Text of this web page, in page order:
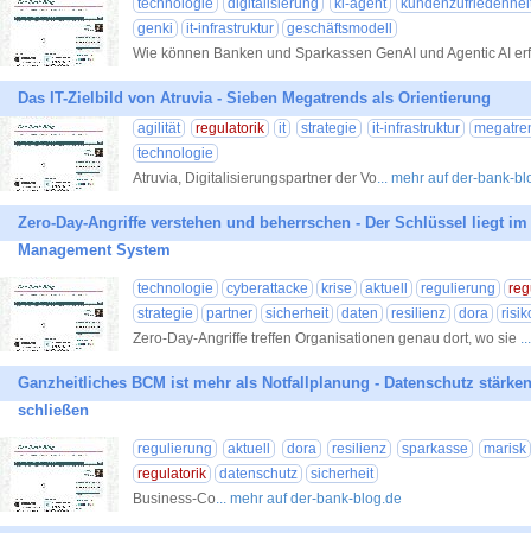
technologie digitalisierung ki-agent
genki
it-infrastruktur
geschäftsmodell
Wie können Banken und Sparkassen GenAI und Agentic AI
Das IT-Zielbild von Atruvia - Sieben Megatrends als Orientierung
agilität regulatorik it strategie it-infrastruktur
technologie
Atruvia, Digitalisierungspartner der Vo... mehr auf der-bank-
Zero-Day-Angriffe verstehen und beherrschen - Der Schlüssel liegt
Management System
technologie cyberattacke krise aktuell regulierung
strategie
partner sicherheit daten resilienz dora
Zero-Day-Angriffe treffen Organisationen genau dort, wo sie
Ganzheitliches BCM ist mehr als Notfallplanung - Datenschutz
schließen
regulierung aktuell dora resilienz sparkasse
marisk
regulatorik
datenschutz
sicherheit
Business-Co... mehr auf der-bank-blog.de